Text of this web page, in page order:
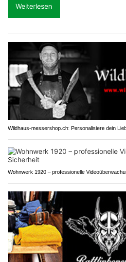
Weiterlesen
Wildhaus-messershop.ch: Personalisiere dein
Wohnwerk 1920 – professionelle